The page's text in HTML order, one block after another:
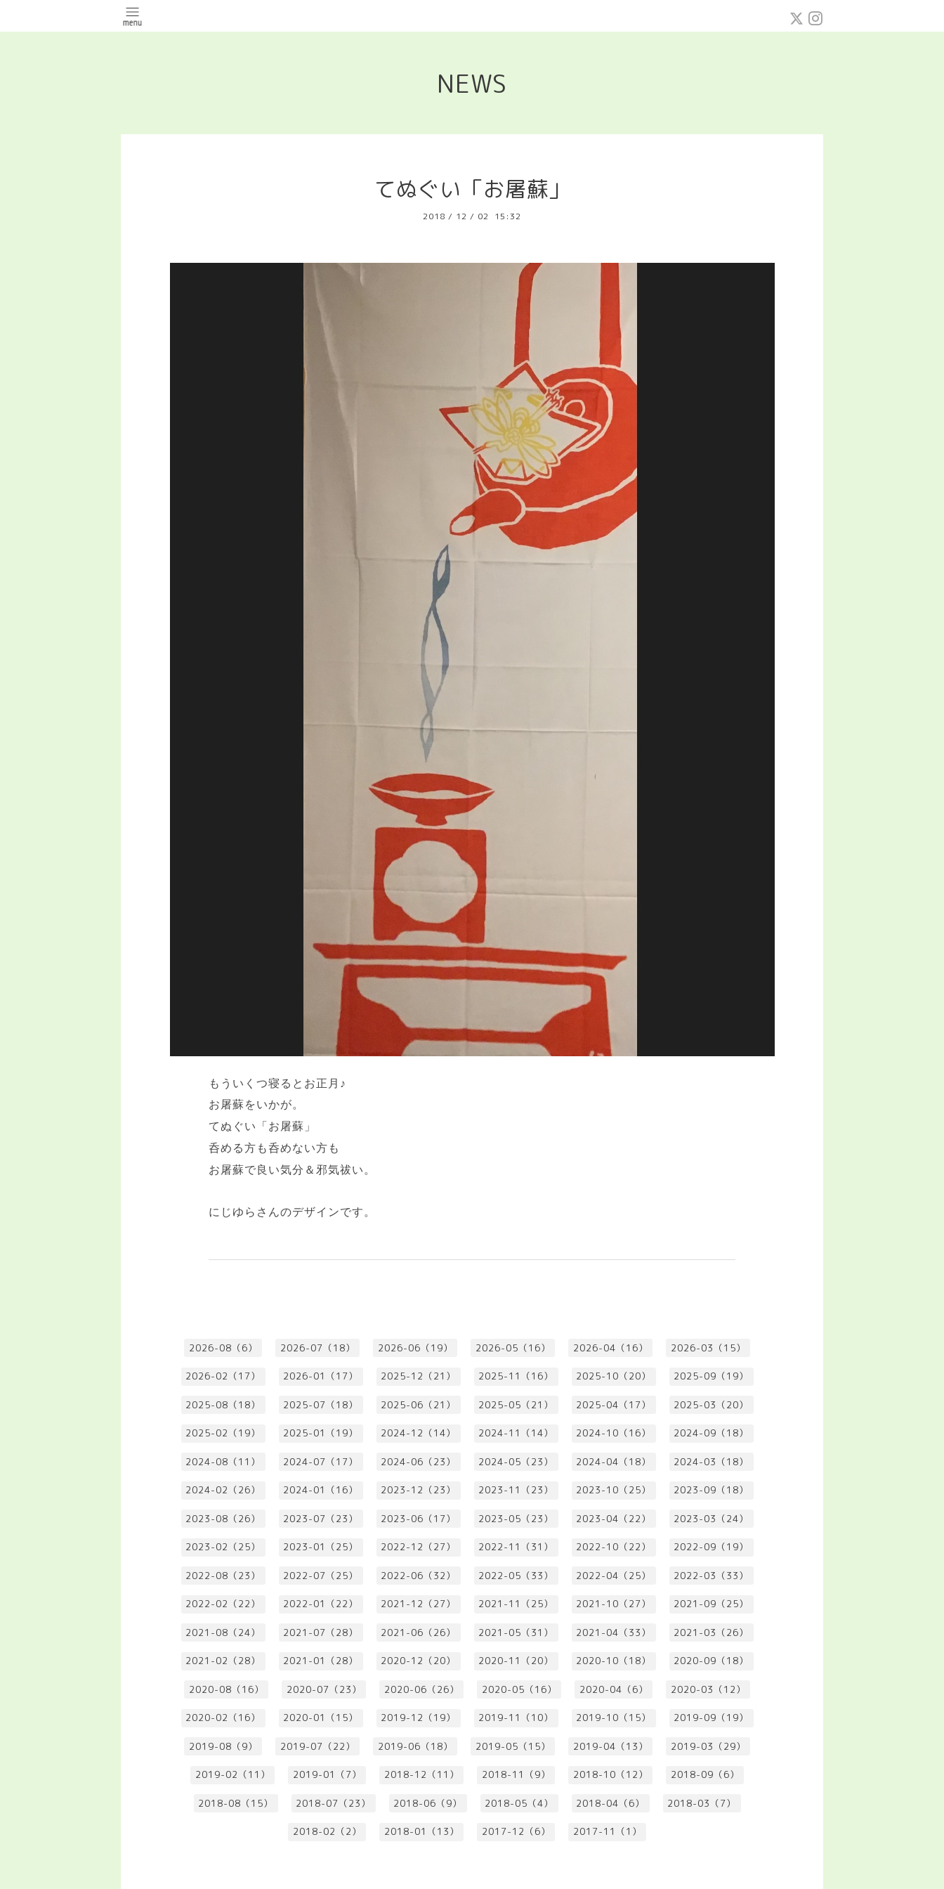
NEWS
てぬぐい「お屠蘇」
2018 / 12 / 02 15:32
もういくつ寝るとお正月♪
お屠蘇をいかが。
てぬぐい「お屠蘇」
呑める方も呑めない方も
お屠蘇で良い気分＆邪気祓い。
にじゆらさんのデザインです。
2026-08（6） 2026-07（18） 2026-06（19） 2026-05（16） 2026-04（16） 2026-03（15）
2026-02（17） 2026-01（17） 2025-12（21） 2025-11（16） 2025-10（20） 2025-09（19）
2025-08（18） 2025-07（18） 2025-06（21） 2025-05（21） 2025-04（17） 2025-03（20）
2025-02（19） 2025-01（19） 2024-12（14） 2024-11（14） 2024-10（16） 2024-09（18）
2024-08（11） 2024-07（17） 2024-06（23） 2024-05（23） 2024-04（18） 2024-03（18）
2024-02（26） 2024-01（16） 2023-12（23） 2023-11（23） 2023-10（25） 2023-09（18）
2023-08（26） 2023-07（23） 2023-06（17） 2023-05（23） 2023-04（22） 2023-03（24）
2023-02（25） 2023-01（25） 2022-12（27） 2022-11（31） 2022-10（22） 2022-09（19）
2022-08（23） 2022-07（25） 2022-06（32） 2022-05（33） 2022-04（25） 2022-03（33）
2022-02（22） 2022-01（22） 2021-12（27） 2021-11（25） 2021-10（27） 2021-09（25）
2021-08（24） 2021-07（28） 2021-06（26） 2021-05（31） 2021-04（33） 2021-03（26）
2021-02（28） 2021-01（28） 2020-12（20） 2020-11（20） 2020-10（18） 2020-09（18）
2020-08（16） 2020-07（23） 2020-06（26） 2020-05（16） 2020-04（6） 2020-03（12）
2020-02（16） 2020-01（15） 2019-12（19） 2019-11（10） 2019-10（15） 2019-09（19）
2019-08（9） 2019-07（22） 2019-06（18） 2019-05（15） 2019-04（13） 2019-03（29）
2019-02（11） 2019-01（7） 2018-12（11） 2018-11（9） 2018-10（12） 2018-09（6）
2018-08（15） 2018-07（23） 2018-06（9） 2018-05（4） 2018-04（6） 2018-03（7）
2018-02（2） 2018-01（13） 2017-12（6） 2017-11（1）